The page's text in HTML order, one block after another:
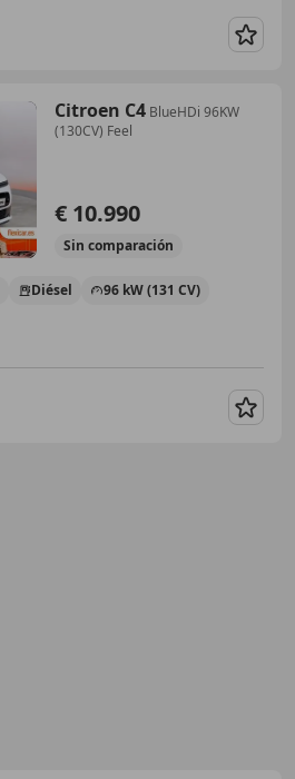
Citroen C4 BlueHDi 96KW
(130CV) Feel
€ 10.990
Sin comparación
Diésel 96 kW (131 CV)